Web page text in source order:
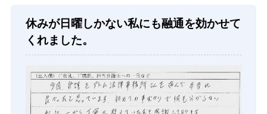
休みが日曜しかない私にも融通を効かせて
くれました。